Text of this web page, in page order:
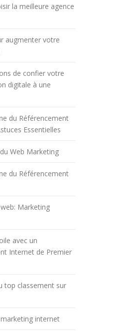
la meilleure agence
augmenter votre
de confier votre
digitale à une
du Référencement
Essentielles
Web Marketing
du Référencement
Marketing
avec un
Internet de Premier
top classement sur
internet